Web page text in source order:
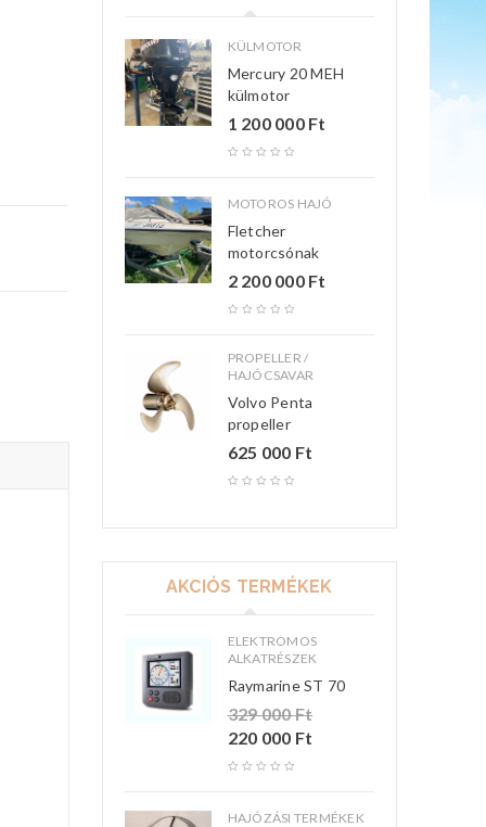
KÜLMOTOR
Mercury 20 MEH
külmotor
1 200 000 Ft
MOTOROS HAJÓ
Fletcher
motorcsónak
2 200 000 Ft
PROPELLER /
HAJÓCSAVAR
Volvo Penta
propeller
625 000 Ft
AKCIÓS TERMÉKEK
ELEKTROMOS
ALKATRÉSZEK
Raymarine ST 70
329 000Ft
220 000 Ft
HAJÓZÁSI TERMÉKEK